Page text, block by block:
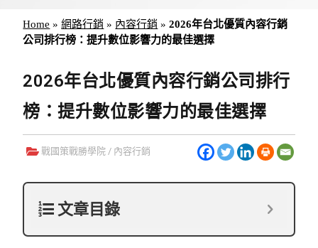
Home »網路行銷 » 內容行銷 »2026年台北優質內容行銷
公司排行榜：提升數位影響力的最佳選擇
2026年台北優質內容行銷公司排行
榜：提升數位影響力的最佳選擇
戰國策戰勝學院 / 內容行銷
文章目錄